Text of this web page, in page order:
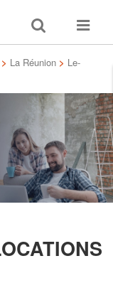
Toggle
search
Toggle
> La Réunion > Le-